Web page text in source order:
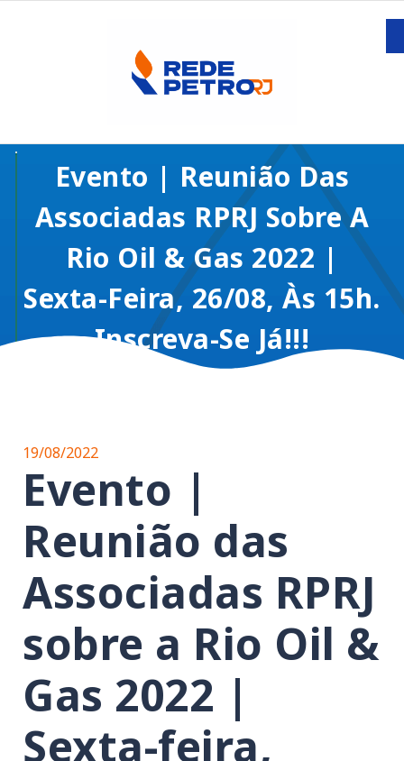
Evento | Reunião Das
Associadas RPRJ Sobre A
Rio Oil & Gas 2022 |
Sexta-Feira, 26/08, Às 15h.
Inscreva-Se Já!!!
19/08/2022
Evento |
Reunião das
Associadas RPRJ
sobre a Rio Oil &
Gas 2022 |
Sexta-feira,